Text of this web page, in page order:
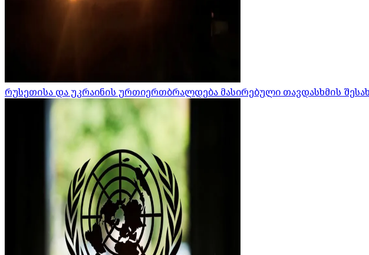
რუსეთისა და უკრაინის ურთიერთბრალდება მასირებული თავდასხმის